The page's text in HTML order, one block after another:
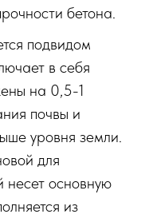
бетона.
подвидом
в себя
на 0,5-1
почвы и
уровня земли.
для
несет основную
из